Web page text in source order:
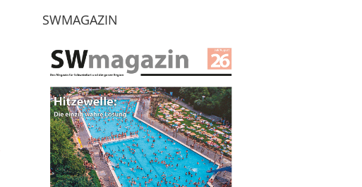
SWMAGAZIN